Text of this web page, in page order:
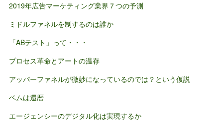
2019年広告マーケティング業界７つの予測
ミドルファネルを制するのは誰か
「ABテスト」って・・・
プロセス革命とアートの温存
アッパーファネルが微妙になっているのでは？という仮説
ベムは還暦
エージェンシーのデジタル化は実現するか